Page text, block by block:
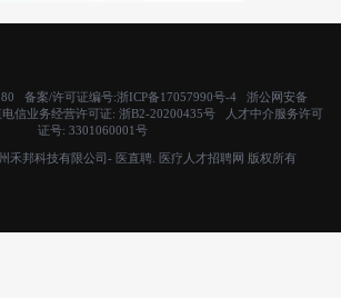
备案/许可证编号:浙ICP备17057990号-4浙公网安备
信业务经营许可证: 浙B2-20200435号人才中介服务许可
证号: 3301060001号
禾邦科技有限公司- 医直聘. 医疗人才招聘网 版权所有